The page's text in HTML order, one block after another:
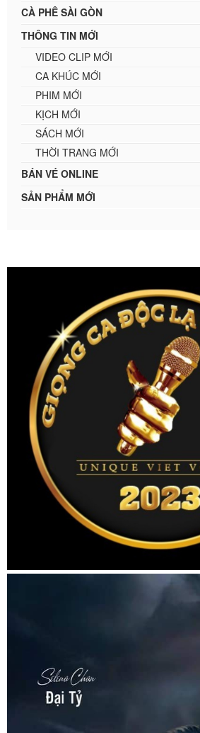
CÀ PHÊ SÀI GÒN
THÔNG TIN MỚI
VIDEO CLIP MỚI
CA KHÚC MỚI
PHIM MỚI
KỊCH MỚI
SÁCH MỚI
THỜI TRANG MỚI
BÁN VÉ ONLINE
SẢN PHẨM MỚI